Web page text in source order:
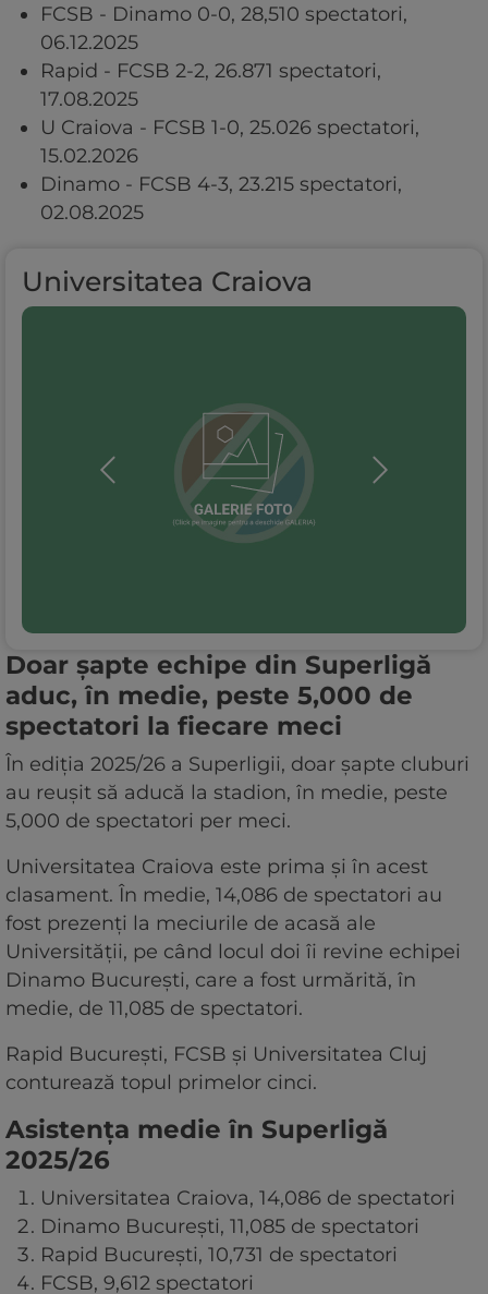
FCSB - Dinamo 0-0, 28,510 spectatori,
06.12.2025
Rapid - FCSB 2-2, 26.871 spectatori,
17.08.2025
U Craiova - FCSB 1-0, 25.026 spectatori,
15.02.2026
Dinamo - FCSB 4-3, 23.215 spectatori,
02.08.2025
Universitatea Craiova
Doar șapte echipe din Superligă
aduc, în medie, peste 5,000 de
spectatori la fiecare meci
În ediția 2025/26 a Superligii, doar șapte cluburi
au reușit să aducă la stadion, în medie, peste
5,000 de spectatori per meci.
Universitatea Craiova este prima și în acest
clasament. În medie, 14,086 de spectatori au
fost prezenți la meciurile de acasă ale
Universității, pe când locul doi îi revine echipei
Dinamo București, care a fost urmărită, în
medie, de 11,085 de spectatori.
Rapid București, FCSB și Universitatea Cluj
conturează topul primelor cinci.
Asistența medie în Superligă
2025/26
Universitatea Craiova, 14,086 de spectatori
Dinamo București, 11,085 de spectatori
Rapid București, 10,731 de spectatori
FCSB, 9,612 spectatori